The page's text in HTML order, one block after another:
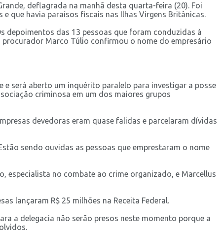
deflagrada na manhã desta quarta-feira (20). Foi
que havia paraísos fiscais nas Ilhas Virgens Britânicas.
depoimentos das 13 pessoas que foram conduzidas à
Marco Túlio confirmou o nome do empresário
será aberto um inquérito paralelo para investigar a posse
criminosa em um dos maiores grupos
devedoras eram quase falidas e parcelaram dívidas
sendo ouvidas as pessoas que emprestaram o nome
especialista no combate ao crime organizado, e Marcellus
lançaram R$ 25 milhões na Receita Federal.
a delegacia não serão presos neste momento porque a